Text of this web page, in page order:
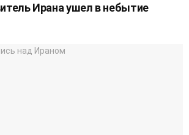
Ирана ушел в небытие